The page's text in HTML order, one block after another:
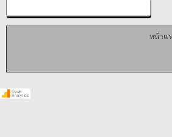
หน้าแ